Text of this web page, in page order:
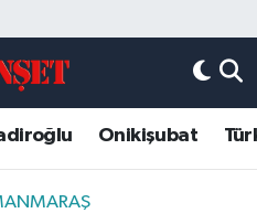
Onikişubat
Eczaneler
Durumu
Yoğunluk Haritası